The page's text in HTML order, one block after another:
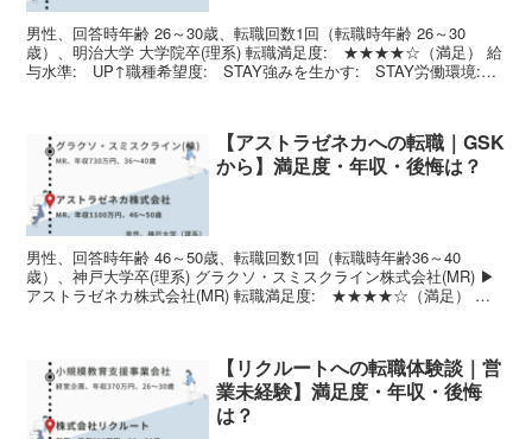
男性、回答時年齢 26～30歳、転職回数1回（転職時年齢 26～30
歳）、明治大学 大学院卒(理系) 転職満足度: ★★★★☆（満足） 給
与水準: UP↑職種希望度: STAY強みを生かす: STAY労働環境:
【アストラゼネカへの転職｜GSK
から】満足度・年収・後悔は？
男性、回答時年齢 46～50歳、転職回数1回（転職時年齢36～40
歳）、神戸大学卒(理系) グラクソ・スミスクライン株式会社(MR) ▶
アストラゼネカ株式会社(MR) 転職満足度: ★★★★☆（満足） 給
【リクルートへの転職体験談｜営
業未経験】満足度・年収・後悔
は？